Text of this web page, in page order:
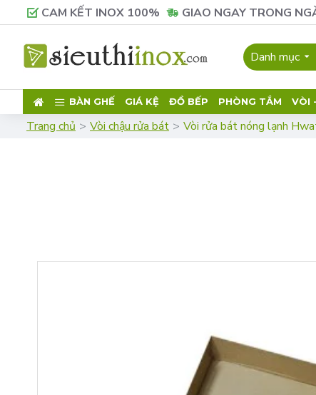
CAM KẾT INOX 100% GIAO NGAY TRONG
Danh mục
BÀN GHẾ GIÁ KỆ ĐỒ BẾP PHÒNG TẮM VÒI
Trang chủ Vòi chậu rửa bát Vòi rửa bát nóng lạnh